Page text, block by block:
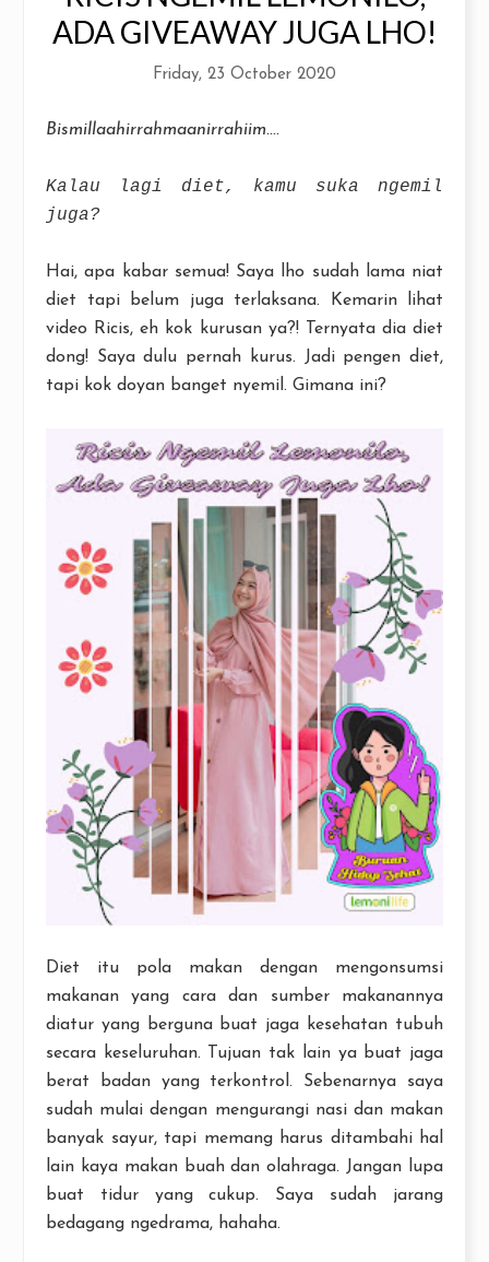
ADA GIVEAWAY JUGA LHO!
Friday, 23 October 2020
Bismillaahirrahmaanirrahiim....
Kalau lagi diet, kamu suka ngemil
juga?
Hai, apa kabar semua! Saya lho sudah lama niat
diet tapi belum juga terlaksana. Kemarin lihat
video Ricis, eh kok kurusan ya?! Ternyata dia diet
dong! Saya dulu pernah kurus. Jadi pengen diet,
tapi kok doyan banget nyemil. Gimana ini?
Diet itu pola makan dengan mengonsumsi
makanan yang cara dan sumber makanannya
diatur yang berguna buat jaga kesehatan tubuh
secara keseluruhan. Tujuan tak lain ya buat jaga
berat badan yang terkontrol. Sebenarnya saya
sudah mulai dengan mengurangi nasi dan makan
banyak sayur, tapi memang harus ditambahi hal
lain kaya makan buah dan olahraga. Jangan lupa
buat tidur yang cukup. Saya sudah jarang
bedagang ngedrama, hahaha.